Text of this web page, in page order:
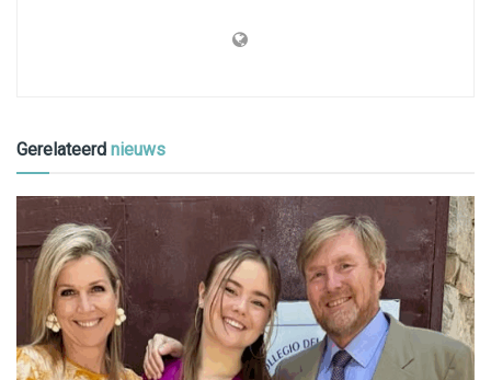
Gerelateerd nieuws